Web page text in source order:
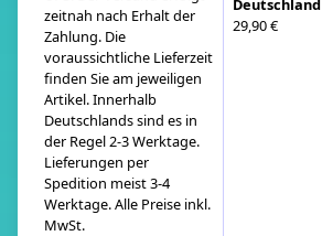
zeitnah nach Erhalt der
Zahlung. Die
voraussichtliche Lieferzeit
finden Sie am jeweiligen
Artikel. Innerhalb
Deutschlands sind es in
der Regel 2-3 Werktage.
Lieferungen per
Spedition meist 3-4
Werktage. Alle Preise inkl.
MwSt.
Deutschland
29,90 €